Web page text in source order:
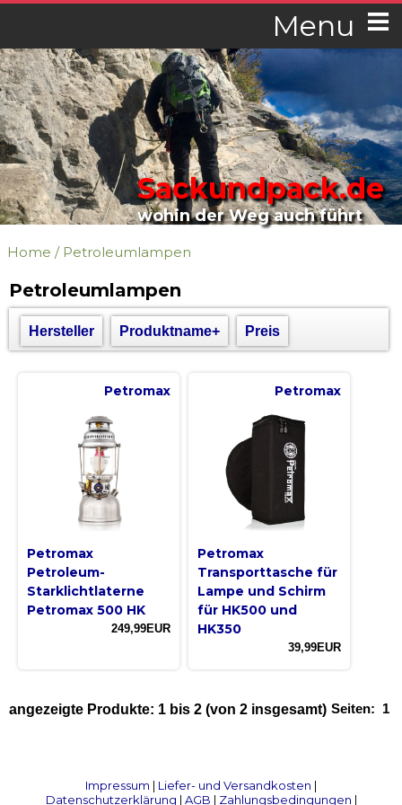
Menu
Sackundpack.de
wohin der Weg auch führt
Home / Petroleumlampen
Petroleumlampen
Hersteller Produktname+ Preis
Petromax
Petromax
Petroleum-
Starklichtlaterne
Petromax 500 HK
249,99EUR
Petromax
Petromax
Transporttasche für
Lampe und Schirm
für HK500 und
HK350
39,99EUR
Seiten: 1
angezeigte Produkte: 1 bis 2 (von 2 insgesamt)
Impressum | Liefer- und Versandkosten |
Datenschutzerklärung | AGB | Zahlungsbedingungen |